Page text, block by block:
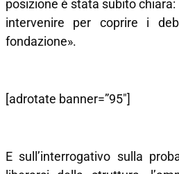
posizione è stata subito
intervenire per coprire i
fondazione».
[adrotate banner=”95″]
E sull’interrogativo sulla